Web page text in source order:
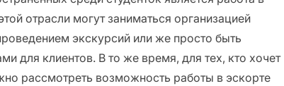
отрасли могут заниматься организацией
экскурсий или же просто быть
для клиентов. В то же время, для тех, кто хочет
рассмотреть возможность работы в эскорте